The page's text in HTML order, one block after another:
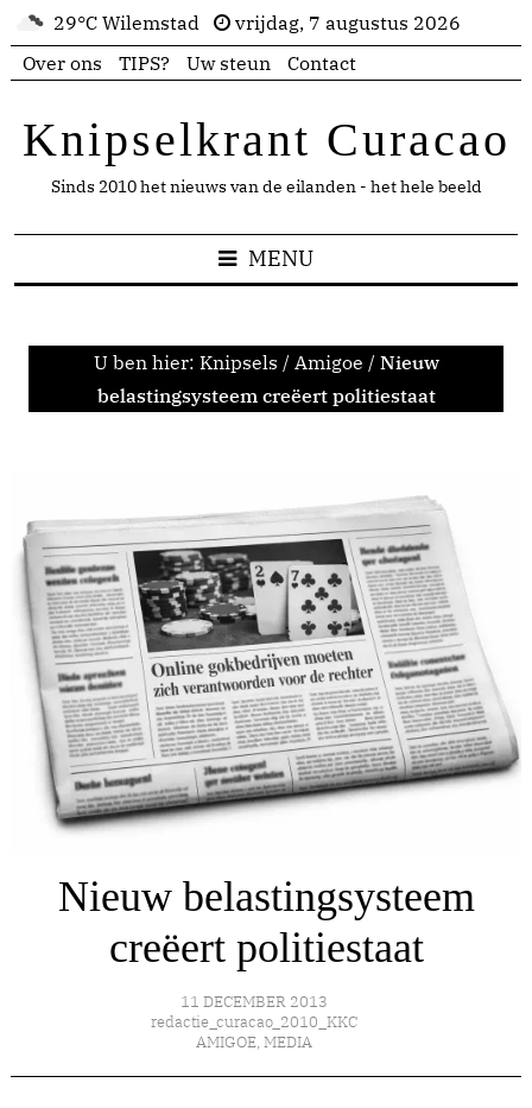
29°C Wilemstad
vrijdag, 7 augustus 2026
Over ons
TIPS? Uw steun Contact
Knipselkrant Curacao
Sinds 2010 het nieuws van de eilanden - het hele beeld
MENU
U ben hier: Knipsels / Amigoe / Nieuw
belastingsysteem creëert politiestaat
Nieuw belastingsysteem
creëert politiestaat
11 DECEMBER 2013
redactie_curacao_2010_KKC
AMIGOE, MEDIA